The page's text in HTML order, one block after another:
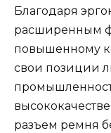
Благодаря
расширенным
повышенному
свои позиции
разъем ремня